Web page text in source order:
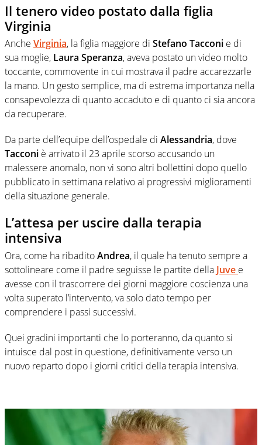
Il tenero video postato dalla figlia
Virginia
Anche Virginia, la figlia maggiore di Stefano Tacconi e di
sua moglie, Laura Speranza, aveva postato un video molto
toccante, commovente in cui mostrava il padre accarezzarle
la mano. Un gesto semplice, ma di estrema importanza nella
consapevolezza di quanto accaduto e di quanto ci sia ancora
da recuperare.
Da parte dell’equipe dell’ospedale di Alessandria, dove
Tacconi è arrivato il 23 aprile scorso accusando un
malessere anomalo, non vi sono altri bollettini dopo quello
pubblicato in settimana relativo ai progressivi miglioramenti
della situazione generale.
L’attesa per uscire dalla terapia
intensiva
Ora, come ha ribaditoAndrea, il quale ha tenuto sempre a
sottolineare come il padre seguisse le partite della Juve e
avesse con il trascorrere dei giorni maggiore coscienza una
volta superato l’intervento, va solo dato tempo per
comprendere i passi successivi.
Quei gradini importanti che lo porteranno, da quanto si
intuisce dal post in questione, definitivamente verso un
nuovo reparto dopo i giorni critici della terapia intensiva.